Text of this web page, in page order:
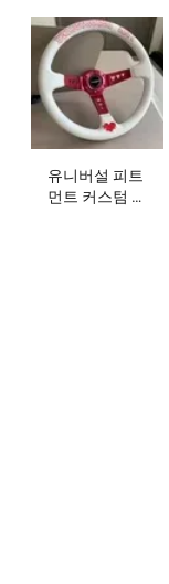
유니버설 피트
먼트 커스텀 로